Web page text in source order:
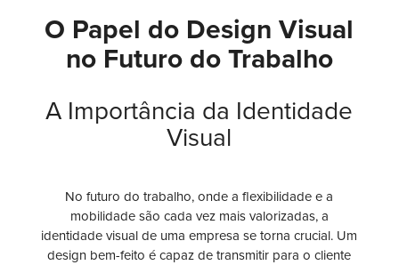
O Papel do Design Visual
no Futuro do Trabalho
A Importância da Identidade
Visual
No futuro do trabalho, onde a flexibilidade e a
mobilidade são cada vez mais valorizadas, a
identidade visual de uma empresa se torna crucial. Um
design bem-feito é capaz de transmitir para o cliente